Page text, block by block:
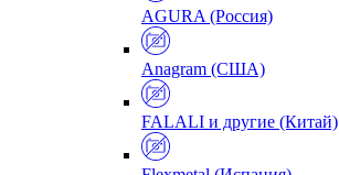
AGURA (Россия)
Anagram (США)
FALALI и другие (Китай)